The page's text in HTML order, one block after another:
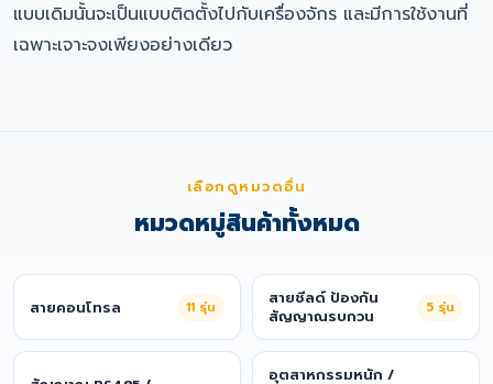
แบบเดิมนั้นจะเป็นแบบติดตั้งไปกับเครื่องจักร และมีการใช้งานที่
เฉพาะเจาะจงเพียงอย่างเดียว
เลือกดูหมวดอื่น
หมวดหมู่สินค้าทั้งหมด
สายคอนโทรล 11 รุ่น
สายชีลด์ ป้องกัน
สัญญาณรบกวน
5 รุ่น
อุตสาหกรรมหนัก /